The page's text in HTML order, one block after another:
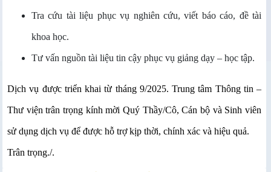
Tra cứu tài liệu phục vụ nghiên cứu, viết báo cáo, đề tài
khoa học.
Tư vấn nguồn tài liệu tin cậy phục vụ giảng dạy – học tập.
Dịch vụ được triển khai từ tháng 9/2025. Trung tâm Thông tin –
Thư viện trân trọng kính mời Quý Thầy/Cô, Cán bộ và Sinh viên
sử dụng dịch vụ để được hỗ trợ kịp thời, chính xác và hiệu quả.
Trân trọng./.